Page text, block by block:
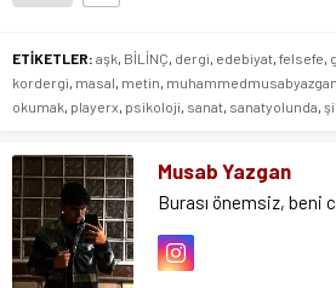
ETİKETLER: aşk, BİLİNÇ, dergi, edebiyat, felsefe,
kordergi, masal, metin, muhammedmusabyazgan
okumak, playerx, psikoloji, sanat, sanatyolunda,
Musab Yazgan
Burası önemsiz, beni